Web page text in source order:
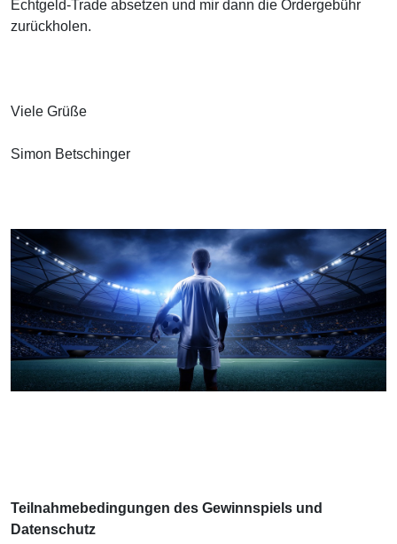
Echtgeld-Trade absetzen und mir dann die Ordergebühr
zurückholen.
Viele Grüße
Simon Betschinger
Teilnahmebedingungen des Gewinnspiels und
Datenschutz